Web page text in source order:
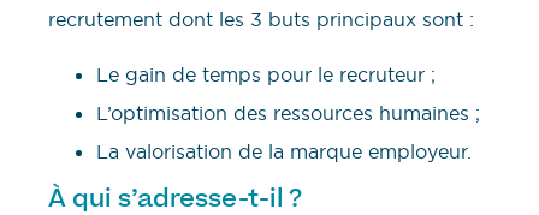
recrutement dont les 3 buts principaux sont :
Le gain de temps pour le recruteur ;
L’optimisation des ressources humaines ;
La valorisation de la marque employeur.
À qui s’adresse-t-il ?